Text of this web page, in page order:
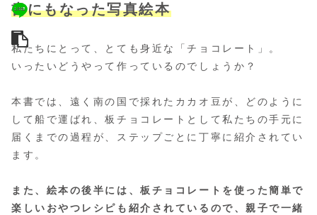
書にもなった写真絵本
私たちにとって、とても身近な「チョコレート」。
いったいどうやって作っているのでしょうか？
本書では、遠く南の国で採れたカカオ豆が、どのように
して船で運ばれ、板チョコレートとして私たちの手元に
届くまでの過程が、ステップごとに丁寧に紹介されてい
ます。
また、絵本の後半には、板チョコレートを使った簡単で
楽しいおやつレシピも紹介されているので、親子で一緒